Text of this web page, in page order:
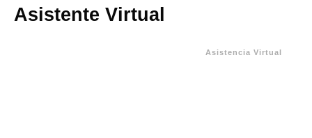
Asistente Virtual
Asistencia Virtual